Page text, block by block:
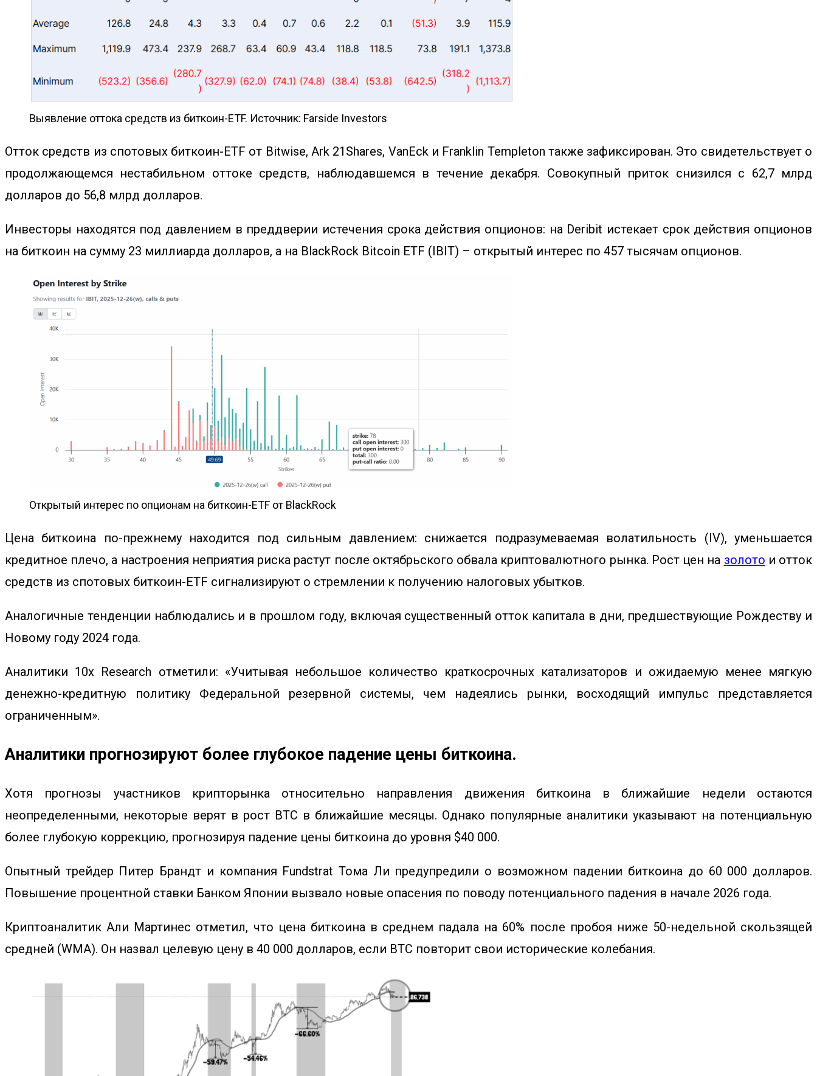
Выявление оттока средств из биткоин-ETF. Источник: Farside Investors
Отток средств из спотовых биткоин-ETF от Bitwise, Ark 21Shares, VanEck и Franklin Templeton также зафиксирован. Это свидетельствует о
продолжающемся нестабильном оттоке средств, наблюдавшемся в течение декабря. Совокупный приток снизился с 62,7 млрд
долларов до 56,8 млрд долларов.
Инвесторы находятся под давлением в преддверии истечения срока действия опционов: на Deribit истекает срок действия опционов
на биткоин на сумму 23 миллиарда долларов, а на BlackRock Bitcoin ETF (IBIT) – открытый интерес по 457 тысячам опционов.
Открытый интерес по опционам на биткоин-ETF от BlackRock
Цена биткоина по-прежнему находится под сильным давлением: снижается подразумеваемая волатильность (IV), уменьшается
кредитное плечо, а настроения неприятия риска растут после октябрьского обвала криптовалютного рынка. Рост цен на золото и отток
средств из спотовых биткоин-ETF сигнализируют о стремлении к получению налоговых убытков.
Аналогичные тенденции наблюдались и в прошлом году, включая существенный отток капитала в дни, предшествующие Рождеству и
Новому году 2024 года.
Аналитики 10x Research отметили: «Учитывая небольшое количество краткосрочных катализаторов и ожидаемую менее мягкую
денежно-кредитную политику Федеральной резервной системы, чем надеялись рынки, восходящий импульс представляется
ограниченным».
Аналитики прогнозируют более глубокое падение цены биткоина.
Хотя прогнозы участников крипторынка относительно направления движения биткоина в ближайшие недели остаются
неопределенными, некоторые верят в рост BTC в ближайшие месяцы. Однако популярные аналитики указывают на потенциальную
более глубокую коррекцию, прогнозируя падение цены биткоина до уровня $40 000.
Опытный трейдер Питер Брандт и компания Fundstrat Тома Ли предупредили о возможном падении биткоина до 60 000 долларов.
Повышение процентной ставки Банком Японии вызвало новые опасения по поводу потенциального падения в начале 2026 года.
Криптоаналитик Али Мартинес отметил, что цена биткоина в среднем падала на 60% после пробоя ниже 50-недельной скользящей
средней (WMA). Он назвал целевую цену в 40 000 долларов, если BTC повторит свои исторические колебания.